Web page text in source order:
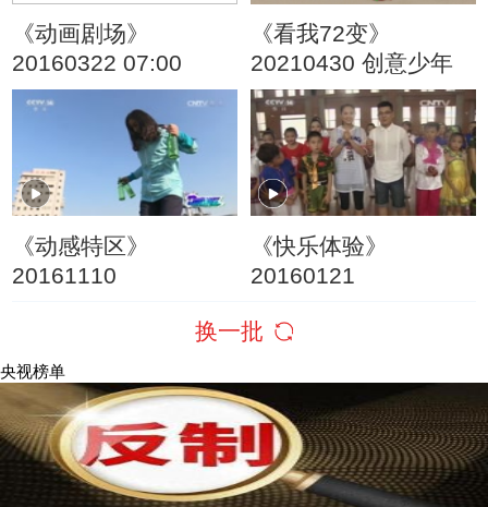
《动画剧场》
20160322 07:00
《看我72变》
20210430 创意少年
《动感特区》
20161110
《快乐体验》
20160121
换一批
央视榜单